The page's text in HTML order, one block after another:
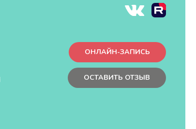
ОНЛАЙН-ЗАПИСЬ
ОСТАВИТЬ ОТЗЫВ